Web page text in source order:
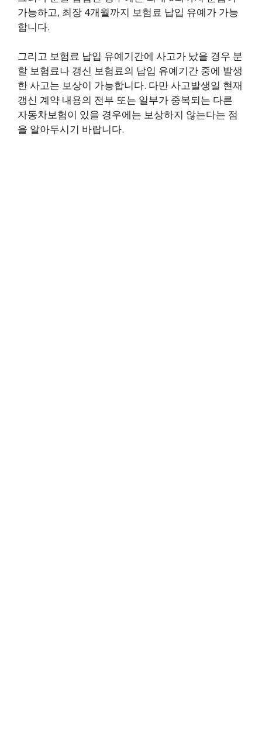
가능하고, 최장 4개월까지 보험료 납입 유예가 가능
합니다.
그리고 보험료 납입 유예기간에 사고가 났을 경우 분
할 보험료나 갱신 보험료의 납입 유예기간 중에 발생
한 사고는 보상이 가능합니다. 다만 사고발생일 현재
갱신 계약 내용의 전부 또는 일부가 중복되는 다른
자동차보험이 있을 경우에는 보상하지 않는다는 점
을 알아두시기 바랍니다.